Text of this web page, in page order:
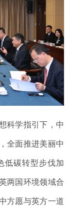
学指引下，中
全面推进美丽中
低碳转型步伐加
两国环境领域合
方愿与英方一道